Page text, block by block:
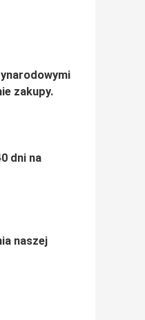
zakupy.
dni na
naszej